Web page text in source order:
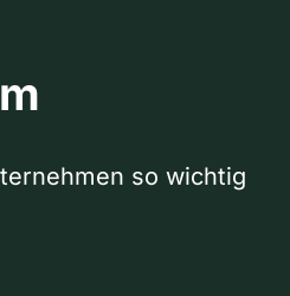
so wichtig